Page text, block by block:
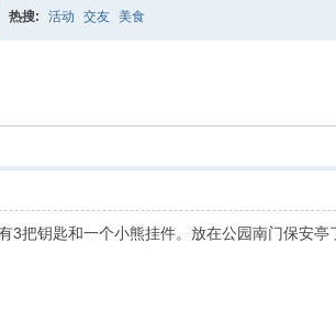
热搜: 活动 交友 美食
3把钥匙和一个小熊挂件。放在公园南门保安